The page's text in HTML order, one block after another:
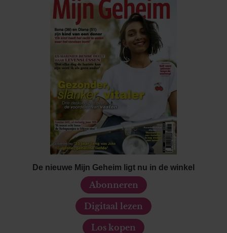
De nieuwe Mijn Geheim ligt nu in de winkel
Abonneren
Digitaal lezen
Los kopen